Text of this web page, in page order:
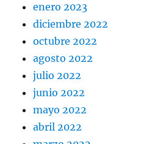
enero 2023
diciembre 2022
octubre 2022
agosto 2022
julio 2022
junio 2022
mayo 2022
abril 2022